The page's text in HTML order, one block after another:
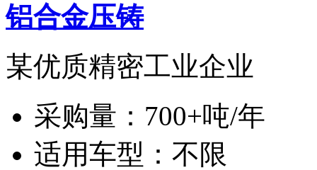
铝合金压铸
某优质精密工业企业
采购量： 700+吨/年
适用车型： 不限